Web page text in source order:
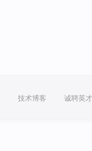
技术博客 诚聘英才